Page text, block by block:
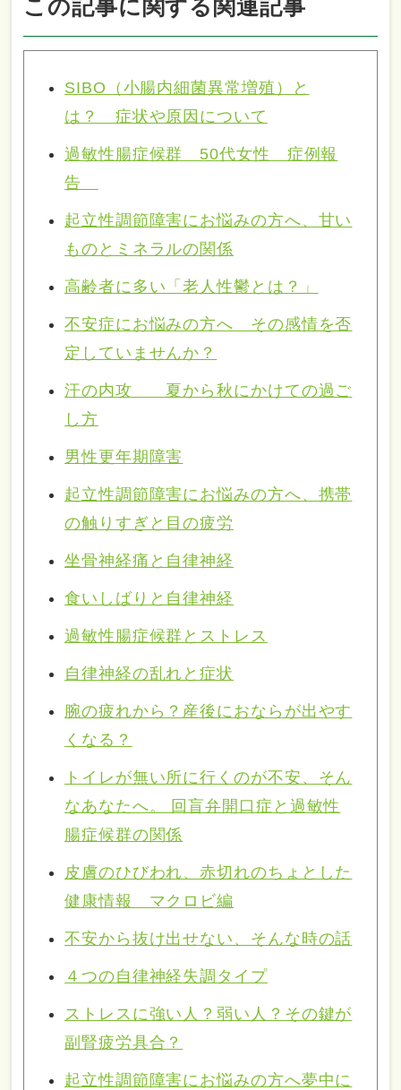
この記事に関する関連記事
SIBO（小腸内細菌異常増殖）と
は？ 症状や原因について
過敏性腸症候群 50代女性 症例報
告
起立性調節障害にお悩みの方へ、甘い
ものとミネラルの関係
高齢者に多い「老人性鬱とは？」
不安症にお悩みの方へ その感情を否
定していませんか？
汗の内攻 夏から秋にかけての過ご
し方
男性更年期障害
起立性調節障害にお悩みの方へ、携帯
の触りすぎと目の疲労
坐骨神経痛と自律神経
食いしばりと自律神経
過敏性腸症候群とストレス
自律神経の乱れと症状
腕の疲れから？産後におならが出やす
くなる？
トイレが無い所に行くのが不安、そん
なあなたへ。 回盲弁開口症と過敏性
腸症候群の関係
皮膚のひびわれ、赤切れのちょとした
健康情報 マクロビ編
不安から抜け出せない、そんな時の話
４つの自律神経失調タイプ
ストレスに強い人？弱い人？その鍵が
副腎疲労具合？
起立性調節障害にお悩みの方へ夢中に